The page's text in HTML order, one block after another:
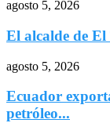
agosto 5, 2026
El alcalde de
agosto 5, 2026
Ecuador
petróleo...